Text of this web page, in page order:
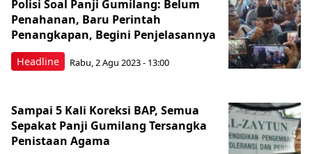
Headline
Polisi Soal Panji Gumilang: Belum
Penahanan, Baru Perintah
Penangkapan, Begini Penjelasannya
Rabu, 2 Agu 2023 - 13:00
Sampai 5 Kali Koreksi BAP, Semua
Sepakat Panji Gumilang Tersangka
Penistaan Agama